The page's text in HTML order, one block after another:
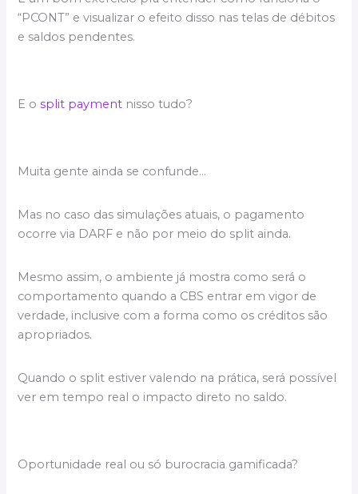
“PCONT” e visualizar o efeito disso nas telas de débitos
e saldos pendentes.
E osplit payment nisso tudo?
Muita gente ainda se confunde…
Mas no caso das simulações atuais, o pagamento
ocorre via DARF e não por meio do split ainda.
Mesmo assim, o ambiente já mostra como será o
comportamento quando a CBS entrar em vigor de
verdade, inclusive com a forma como os créditos são
apropriados.
Quando o split estiver valendo na prática, será possível
ver em tempo real o impacto direto no saldo.
Oportunidade real ou só burocracia gamificada?